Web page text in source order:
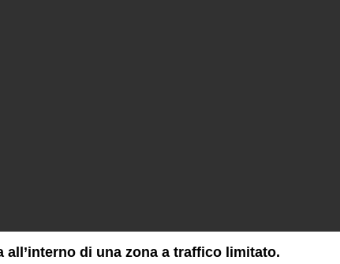
all’interno di una zona a traffico limitato.